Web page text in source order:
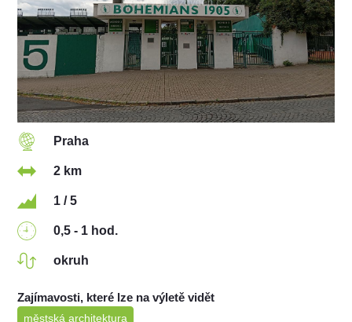
Praha
2 km
1 / 5
0,5 - 1 hod.
okruh
Zajímavosti, které lze na výletě vidět
městská architektura